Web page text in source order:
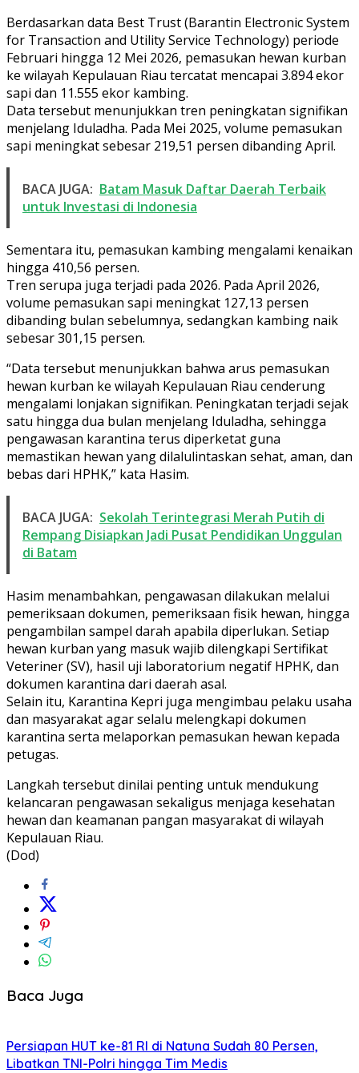
Berdasarkan data Best Trust (Barantin Electronic System
for Transaction and Utility Service Technology) periode
Februari hingga 12 Mei 2026, pemasukan hewan kurban
ke wilayah Kepulauan Riau tercatat mencapai 3.894 ekor
sapi dan 11.555 ekor kambing.
Data tersebut menunjukkan tren peningkatan signifikan
menjelang Iduladha. Pada Mei 2025, volume pemasukan
sapi meningkat sebesar 219,51 persen dibanding April.
BACA JUGA: Batam Masuk Daftar Daerah Terbaik
untuk Investasi di Indonesia
Sementara itu, pemasukan kambing mengalami kenaikan
hingga 410,56 persen.
Tren serupa juga terjadi pada 2026. Pada April 2026,
volume pemasukan sapi meningkat 127,13 persen
dibanding bulan sebelumnya, sedangkan kambing naik
sebesar 301,15 persen.
“Data tersebut menunjukkan bahwa arus pemasukan
hewan kurban ke wilayah Kepulauan Riau cenderung
mengalami lonjakan signifikan. Peningkatan terjadi sejak
satu hingga dua bulan menjelang Iduladha, sehingga
pengawasan karantina terus diperketat guna
memastikan hewan yang dilalulintaskan sehat, aman, dan
bebas dari HPHK,” kata Hasim.
BACA JUGA: Sekolah Terintegrasi Merah Putih di
Rempang Disiapkan Jadi Pusat Pendidikan Unggulan
di Batam
Hasim menambahkan, pengawasan dilakukan melalui
pemeriksaan dokumen, pemeriksaan fisik hewan, hingga
pengambilan sampel darah apabila diperlukan. Setiap
hewan kurban yang masuk wajib dilengkapi Sertifikat
Veteriner (SV), hasil uji laboratorium negatif HPHK, dan
dokumen karantina dari daerah asal.
Selain itu, Karantina Kepri juga mengimbau pelaku usaha
dan masyarakat agar selalu melengkapi dokumen
karantina serta melaporkan pemasukan hewan kepada
petugas.
Langkah tersebut dinilai penting untuk mendukung
kelancaran pengawasan sekaligus menjaga kesehatan
hewan dan keamanan pangan masyarakat di wilayah
Kepulauan Riau.
(Dod)
Baca Juga
Persiapan HUT ke-81 RI di Natuna Sudah 80 Persen,
Libatkan TNI-Polri hingga Tim Medis